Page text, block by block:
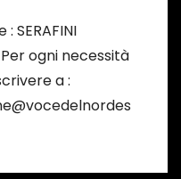
SERAFINI
ogni necessità
a :